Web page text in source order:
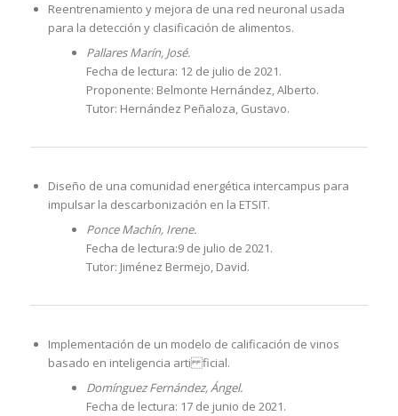
Reentrenamiento y mejora de una red neuronal usada
para la detección y clasificación de alimentos.
Pallares Marín, José.
Fecha de lectura: 12 de julio de 2021.
Proponente: Belmonte Hernández, Alberto.
Tutor: Hernández Peñaloza, Gustavo.
Diseño de una comunidad energética intercampus para
impulsar la descarbonización en la ETSIT.
Ponce Machín, Irene.
Fecha de lectura:9 de julio de 2021.
Tutor: Jiménez Bermejo, David.
Implementación de un modelo de calificación de vinos
basado en inteligencia arti ficial.
Domínguez Fernández, Ángel.
Fecha de lectura: 17 de junio de 2021.